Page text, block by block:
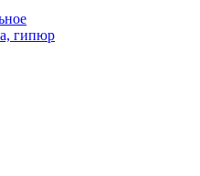
гипюр